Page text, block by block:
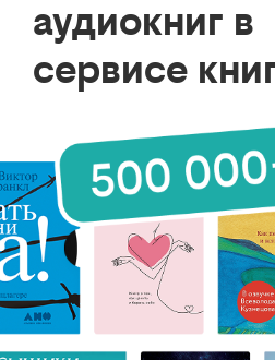
аудиокниг в
сервисе